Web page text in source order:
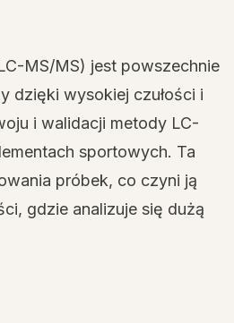
MS/MS) jest powszechnie
dzięki wysokiej czułości i
i walidacji metody LC-
sportowych. Ta
próbek, co czyni ją
gdzie analizuje się dużą